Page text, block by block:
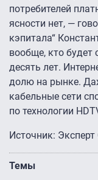
потребителей
ясности нет, —
кэпитала“
вообще, кто будет
десять лет.
долю на рынке.
кабельные сети
по технологии
Источник: Эксперт
Темы